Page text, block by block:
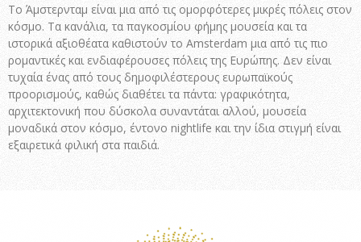
Το Άμστερνταμ είναι μια από τις ομορφότερες μικρές πόλεις στον
κόσμο. Τα κανάλια, τα παγκοσμίου φήμης μουσεία και τα
ιστορικά αξιοθέατα καθιστούν το Amsterdam μια από τις πιο
ρομαντικές και ενδιαφέρουσες πόλεις της Ευρώπης. Δεν είναι
τυχαία ένας από τους δημοφιλέστερους ευρωπαϊκούς
προορισμούς, καθώς διαθέτει τα πάντα: γραφικότητα,
αρχιτεκτονική που δύσκολα συναντάται αλλού, μουσεία
μοναδικά στον κόσμο, έντονο nightlife και την ίδια στιγμή είναι
εξαιρετικά φιλική στα παιδιά.